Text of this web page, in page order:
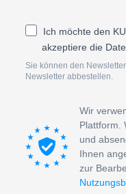
Ich möchte den
akzeptiere die
Sie können den
Newsletter abbestellen.
Wir
Plattform.
und
Ihnen
zur